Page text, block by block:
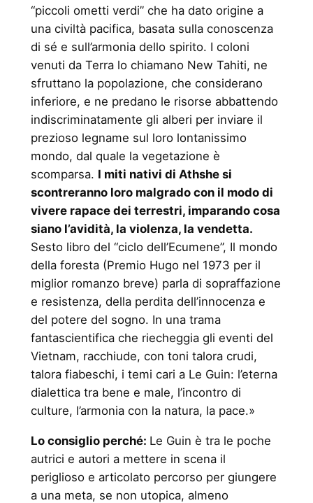
“piccoli ometti verdi” che ha dato origine a
una civiltà pacifica, basata sulla conoscenza
di sé e sull’armonia dello spirito. I coloni
venuti da Terra lo chiamano New Tahiti, ne
sfruttano la popolazione, che considerano
inferiore, e ne predano le risorse abbattendo
indiscriminatamente gli alberi per inviare il
prezioso legname sul loro lontanissimo
mondo, dal quale la vegetazione è
scomparsa. I miti nativi di Athshe si
scontreranno loro malgrado con il modo di
vivere rapace dei terrestri, imparando cosa
siano l’avidità, la violenza, la vendetta.
Sesto libro del “ciclo dell’Ecumene”, Il mondo
della foresta (Premio Hugo nel 1973 per il
miglior romanzo breve) parla di sopraffazione
e resistenza, della perdita dell’innocenza e
del potere del sogno. In una trama
fantascientifica che riecheggia gli eventi del
Vietnam, racchiude, con toni talora crudi,
talora fiabeschi, i temi cari a Le Guin: l’eterna
dialettica tra bene e male, l’incontro di
culture, l’armonia con la natura, la pace.»
Lo consiglio perché: Le Guin è tra le poche
autrici e autori a mettere in scena il
periglioso e articolato percorso per giungere
a una meta, se non utopica, almeno